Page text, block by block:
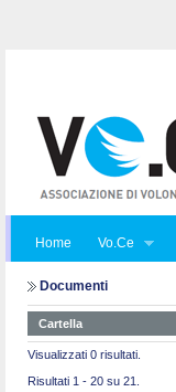
Home Vo.Ce
Documenti
Cartella
Visualizzati 0 risultati.
Risultati 1 - 20 su 21.